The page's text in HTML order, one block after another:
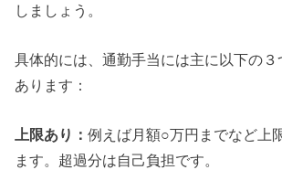
しましょう。
具体的には、通勤手当には主に以下の
あります：
上限あり：例えば月額○万円までなど上
ます。超過分は自己負担です。